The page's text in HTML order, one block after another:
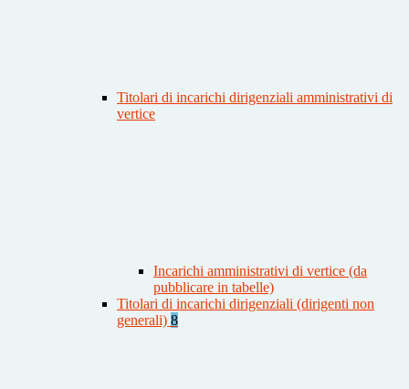
Titolari di incarichi dirigenziali amministrativi di
vertice
Incarichi amministrativi di vertice (da
pubblicare in tabelle)
Titolari di incarichi dirigenziali (dirigenti non
generali) 8